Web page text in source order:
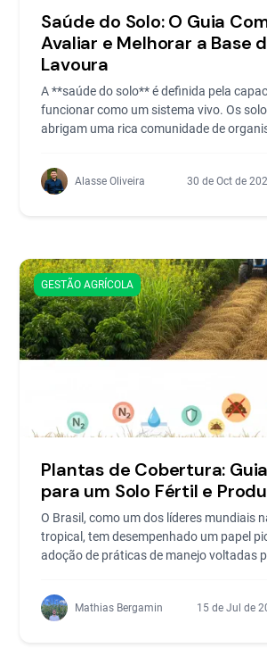
Saúde do Solo: O Guia
Avaliar e Melhorar a Base
Lavoura
A **saúde do solo** é definida pela
funcionar como um sistema vivo. Os
abrigam uma rica comunidade de
Alasse Oliveira 30 de Oct de
GESTÃO AGRÍCOLA
Plantas de Cobertura:
para um Solo Fértil e
O Brasil, como um dos líderes mundiais
tropical, tem desempenhado um papel
adoção de práticas de manejo voltadas
Mathias Bergamin 15 de Jul de